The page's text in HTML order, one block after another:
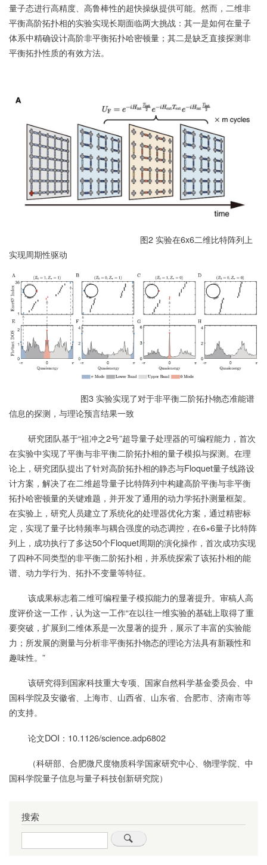
量子态进行高精度、高鲁棒性的超快操纵提供可能。然而，二维非
平衡高阶拓扑相的实验实现长期面临两大挑战：其一是如何在量子
体系中精确设计高阶非平衡拓扑哈密顿量；其二是缺乏直接探测非
平衡拓扑性质的有效方法。
图2 实验在6x6二维比特阵列上
实现周期性驱动
图3 实验实现了对于非平衡二阶拓扑物态准能谱
信息的探测，与理论预言结果一致
研究团队基于“祖冲之2号”超导量子处理器的可编程能力，首次
在实验中实现了平衡与非平衡二阶拓扑相的量子模拟与探测。在理
论上，研究团队提出了针对高阶拓扑相的静态与Floquet量子线路设
计方案，解决了在二维超导量子比特阵列中构建高阶平衡与非平衡
拓扑哈密顿量的关键难题，并开发了通用的动力学拓扑测量框架。
在实验上，研究人员建立了系统化的处理器优化方案，通过精密标
定，实现了量子比特频率与耦合强度的动态调控，在6×6量子比特阵
列上，成功执行了多达50个Floquet周期的演化操作，首次成功实现
了四种不同类型的非平衡二阶拓扑相，并系统探索了该拓扑相的能
谱、动力学行为、拓扑不变量等特征。
该成果标志着二维可编程量子模拟能力的显著提升。审稿人高
度评价这一工作，认为这一工作“在以往一维实验的基础上取得了重
要突破，扩展到二维体系是一次显著的提升，展示了丰富的实验能
力；所发展的测量与分析非平衡拓扑物态的理论方法具有新颖性和
趣味性。”
该研究得到国家科技重大专项、国家自然科学基金委员会、中
国科学院及安徽省、上海市、山西省、山东省、合肥市、济南市等
的支持。
论文DOI：10.1126/science.adp6802
（科研部、合肥微尺度物质科学国家研究中心、物理学院、中
国科学院量子信息与量子科技创新研究院）
搜索
Search